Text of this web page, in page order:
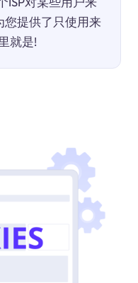
您提供了只使用来
就是!